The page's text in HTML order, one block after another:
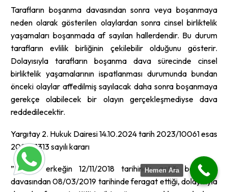
Tarafların boşanma davasından sonra veya boşanmaya
neden olarak gösterilen olaylardan sonra cinsel birliktelik
yaşamaları boşanmada af sayılan hallerdendir. Bu durum
tarafların evlilik birliğinin çekilebilir olduğunu gösterir.
Dolayısıyla tarafların boşanma dava sürecinde cinsel
birliktelik yaşamalarının ispatlanması durumunda bundan
önceki olaylar affedilmiş sayılacak daha sonra boşanmaya
gerekçe olabilecek bir olayın gerçekleşmediyse dava
reddedilecektir.
Yargıtay 2. Hukuk Dairesi 14.10.2024 tarih 2023/10061 esas
2024/7313 sayılı kararı
”Davacı erkeğin 12/11/2018 tarihinde açtığı boşanma
davasından 08/03/2019 tarihinde feragat ettiği, dolayısıyla
Hemen Ara